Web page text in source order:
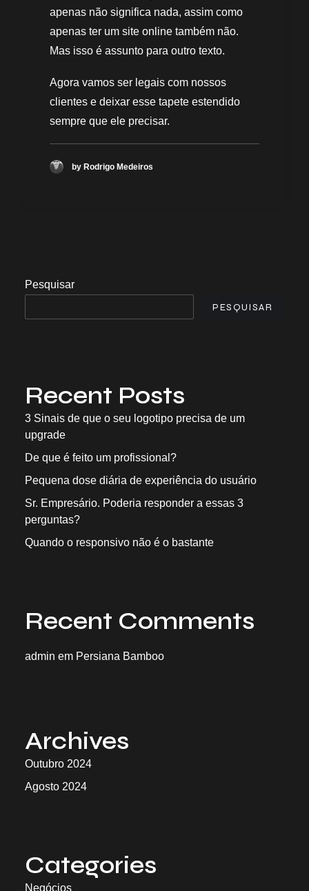
apenas não significa nada, assim como
apenas ter um site online também não.
Mas isso é assunto para outro texto.
Agora vamos ser legais com nossos
clientes e deixar esse tapete estendido
sempre que ele precisar.
by Rodrigo Medeiros
Pesquisar
PESQUISAR
Recent Posts
3 Sinais de que o seu logotipo precisa de um
upgrade
De que é feito um profissional?
Pequena dose diária de experiência do usuário
Sr. Empresário. Poderia responder a essas 3
perguntas?
Quando o responsivo não é o bastante
Recent Comments
admin em Persiana Bamboo
Archives
Outubro 2024
Agosto 2024
Categories
Negócios